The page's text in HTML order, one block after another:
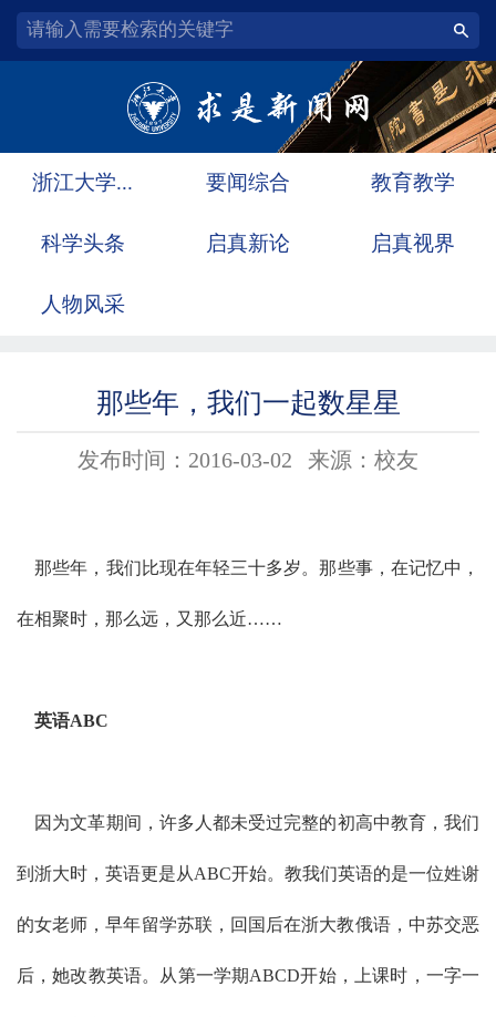
浙江大学... 要闻综合 教育教学
科学头条 启真新论 启真视界
人物风采
那些年，我们一起数星星
发布时间：2016-03-02 来源：校友
那些年，我们比现在年轻三十多岁。那些事，在记忆中，
在相聚时，那么远，又那么近……
英语ABC
因为文革期间，许多人都未受过完整的初高中教育，我们
到浙大时，英语更是从ABC开始。教我们英语的是一位姓谢
的女老师，早年留学苏联，回国后在浙大教俄语，中苏交恶
后，她改教英语。从第一学期ABCD开始，上课时，一字一